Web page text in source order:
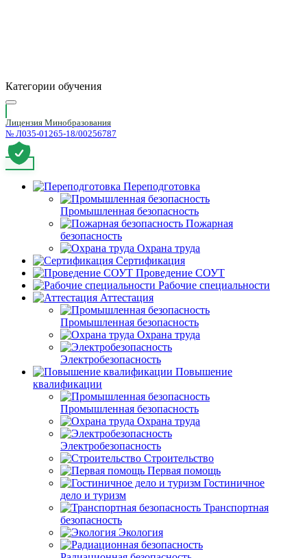
Категории обучения
Лицензия Минобразования
№ Л035-01265-18/00256787
Переподготовка
Промышленная безопасность
Пожарная
безопасность
Охрана труда
Сертификация
Проведение СОУТ
Рабочие специальности
Аттестация
Промышленная безопасность
Охрана труда
Электробезопасность
Повышение
квалификации
Промышленная безопасность
Охрана труда
Электробезопасность
Строительство
Первая помощь
Гостиничное
дело и туризм
Транспортная
безопасность
Экология